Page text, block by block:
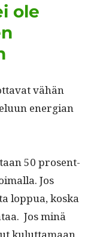
ole
vähän
ener­gian
50 pros­ent­
Jos
lop­pua, kos­ka
Jos minä
kulut­ta­maan